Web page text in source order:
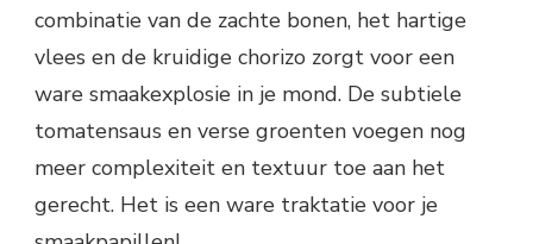
combinatie van de zachte bonen, het hartige
vlees en de kruidige chorizo zorgt voor een
ware smaakexplosie in je mond. De subtiele
tomatensaus en verse groenten voegen nog
meer complexiteit en textuur toe aan het
gerecht. Het is een ware traktatie voor je